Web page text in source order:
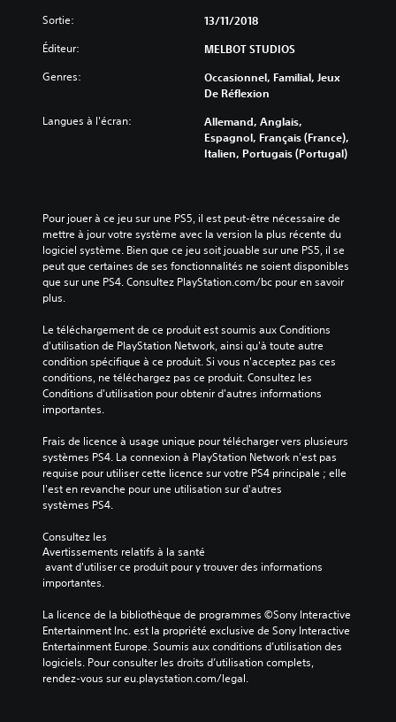
Sortie: 13/11/2018
Éditeur: MELBOT STUDIOS
Genres:
Occasionnel, Familial, Jeux
De Réflexion
Langues à l'écran:
Allemand, Anglais,
Espagnol, Français (France),
Italien, Portugais (Portugal)
Pour jouer à ce jeu sur une PS5, il est peut-être nécessaire de
mettre à jour votre système avec la version la plus récente du
logiciel système. Bien que ce jeu soit jouable sur une PS5, il se
peut que certaines de ses fonctionnalités ne soient disponibles
que sur une PS4. Consultez PlayStation.com/bc pour en savoir
plus.
Le téléchargement de ce produit est soumis aux Conditions
d'utilisation de PlayStation Network, ainsi qu'à toute autre
condition spécifique à ce produit. Si vous n'acceptez pas ces
conditions, ne téléchargez pas ce produit. Consultez les
Conditions d'utilisation pour obtenir d'autres informations
importantes.
Frais de licence à usage unique pour télécharger vers plusieurs
systèmes PS4. La connexion à PlayStation Network n'est pas
requise pour utiliser cette licence sur votre PS4 principale ; elle
l'est en revanche pour une utilisation sur d'autres
systèmes PS4.
Consultez les
Avertissements relatifs à la santé
importantes.
La licence de la bibliothèque de programmes ©Sony Interactive
Entertainment Inc. est la propriété exclusive de Sony Interactive
Entertainment Europe. Soumis aux conditions d’utilisation des
logiciels. Pour consulter les droits d’utilisation complets,
rendez-vous sur eu.playstation.com/legal.